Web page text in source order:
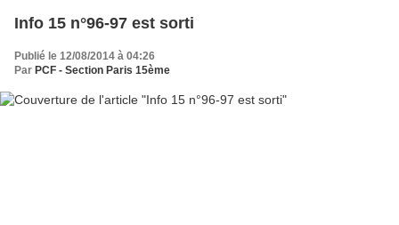
Info 15 n°96-97 est sorti
Publié le 12/08/2014 à 04:26
Par PCF - Section Paris 15ème